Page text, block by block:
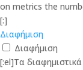
on metrics the
[:]
Διαφήμιση
Διαφήμιση
[:el]Τα